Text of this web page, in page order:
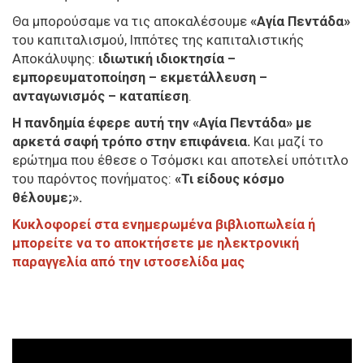
Θα μπορούσαμε να τις αποκαλέσουμε «Αγία Πεντάδα»
του καπιταλισμού, Ιππότες της καπιταλιστικής
Αποκάλυψης: ιδιωτική ιδιοκτησία –
εμπορευματοποίηση – εκμετάλλευση –
ανταγωνισμός – καταπίεση.
Η πανδημία έφερε αυτή την «Αγία Πεντάδα» με
αρκετά σαφή τρόπο στην επιφάνεια. Και μαζί το
ερώτημα που έθεσε ο Τσόμσκι και αποτελεί υπότιτλο
του παρόντος πονήματος: «Τι είδους κόσμο
θέλουμε;».
Κυκλοφορεί στα ενημερωμένα βιβλιοπωλεία ή
μπορείτε να το αποκτήσετε με ηλεκτρονική
παραγγελία από την ιστοσελίδα μας